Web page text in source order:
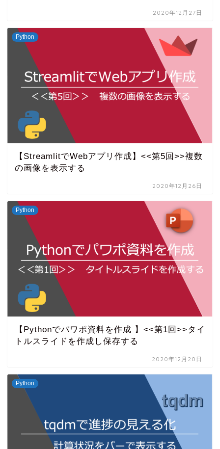
2020年12月27日
Python
【StreamlitでWebアプリ作成】<<第5回>>複数
の画像を表示する
2020年12月26日
Python
【Pythonでパワポ資料を作成 】<<第1回>>タイ
トルスライドを作成し保存する
2020年12月20日
Python